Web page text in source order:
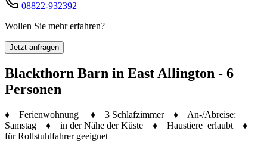
08822-932392
Wollen Sie mehr erfahren?
Jetzt anfragen
Blackthorn Barn in East Allington - 6
Personen
♦ Ferienwohnung ♦ 3 Schlafzimmer ♦ An-/Abreise:
Samstag ♦ in der Nähe der Küste ♦ Haustiere erlaubt ♦
für Rollstuhlfahrer geeignet